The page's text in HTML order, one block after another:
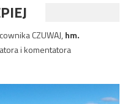
CZUWAJ,hm.
i komentatora